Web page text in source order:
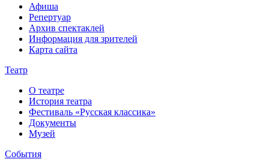
Афиша
Репертуар
Архив спектаклей
Информация для зрителей
Карта сайта
Театр
О театре
История театра
Фестиваль «Русская классика»
Документы
Музей
События